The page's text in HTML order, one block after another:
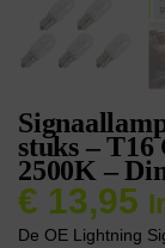
stuks –
2500K –
€ 13,95
De OE Lightning